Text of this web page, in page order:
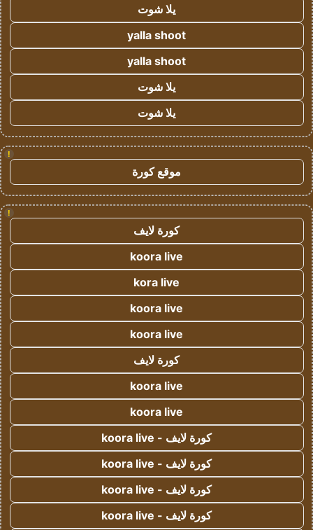
يلا شوت
yalla shoot
yalla shoot
يلا شوت
يلا شوت
!
موقع كورة
!
كورة لايف
koora live
kora live
koora live
koora live
كورة لايف
koora live
koora live
كورة لايف - koora live
كورة لايف - koora live
كورة لايف - koora live
كورة لايف - koora live